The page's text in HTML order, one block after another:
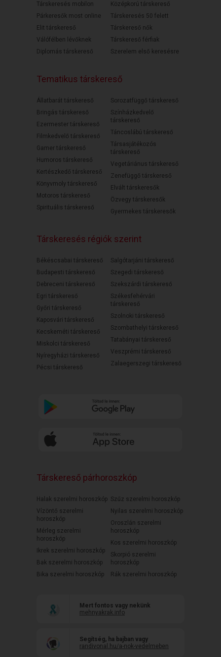
Társkeresés mobilon
Párkeresők most online
Elit társkereső
Válófélben lévőknek
Diplomás társkereső
Középkorú társkereső
Társkeresés 50 felett
Társkereső nők
Társkereső férfiak
Szerelem első keresésre
Tematikus társkereső
Állatbarát társkereső
Bringás társkereső
Ezermester társkereső
Filmkedvelő társkereső
Gamer társkereső
Humoros társkereső
Kertészkedő társkereső
Könyvmoly társkereső
Motoros társkereső
Spirituális társkereső
Sorozatfüggő társkereső
Színházkedvelő
társkereső
Táncoslábú társkereső
Társasjátékozós
társkereső
Vegetáriánus társkereső
Zenefüggő társkereső
Elvált társkeresők
Özvegy társkeresők
Gyermekes társkeresők
Társkeresés régiók szerint
Békéscsabai társkereső
Budapesti társkereső
Debreceni társkereső
Egri társkereső
Győri társkereső
Kaposvári társkereső
Kecskeméti társkereső
Miskolci társkereső
Nyíregyházi társkereső
Pécsi társkereső
Salgótarjáni társkereső
Szegedi társkereső
Szekszárdi társkereső
Székesfehérvári
társkereső
Szolnoki társkereső
Szombathelyi társkereső
Tatabányai társkereső
Veszprémi társkereső
Zalaegerszegi társkereső
Társkereső párhoroszkóp
Halak szerelmi horoszkóp
Vízöntő szerelmi
horoszkóp
Mérleg szerelmi
horoszkóp
Ikrek szerelmi horoszkóp
Bak szerelmi horoszkóp
Bika szerelmi horoszkóp
Szűz szerelmi horoszkóp
Nyilas szerelmi horoszkóp
Oroszlán szerelmi
horoszkóp
Kos szerelmi horoszkóp
Skorpió szerelmi
horoszkóp
Rák szerelmi horoszkóp
Mert fontos vagy nekünk
mehnyakrak.info
Segítség, ha bajban vagy
randivonal.hu/a-nok-vedelmeben